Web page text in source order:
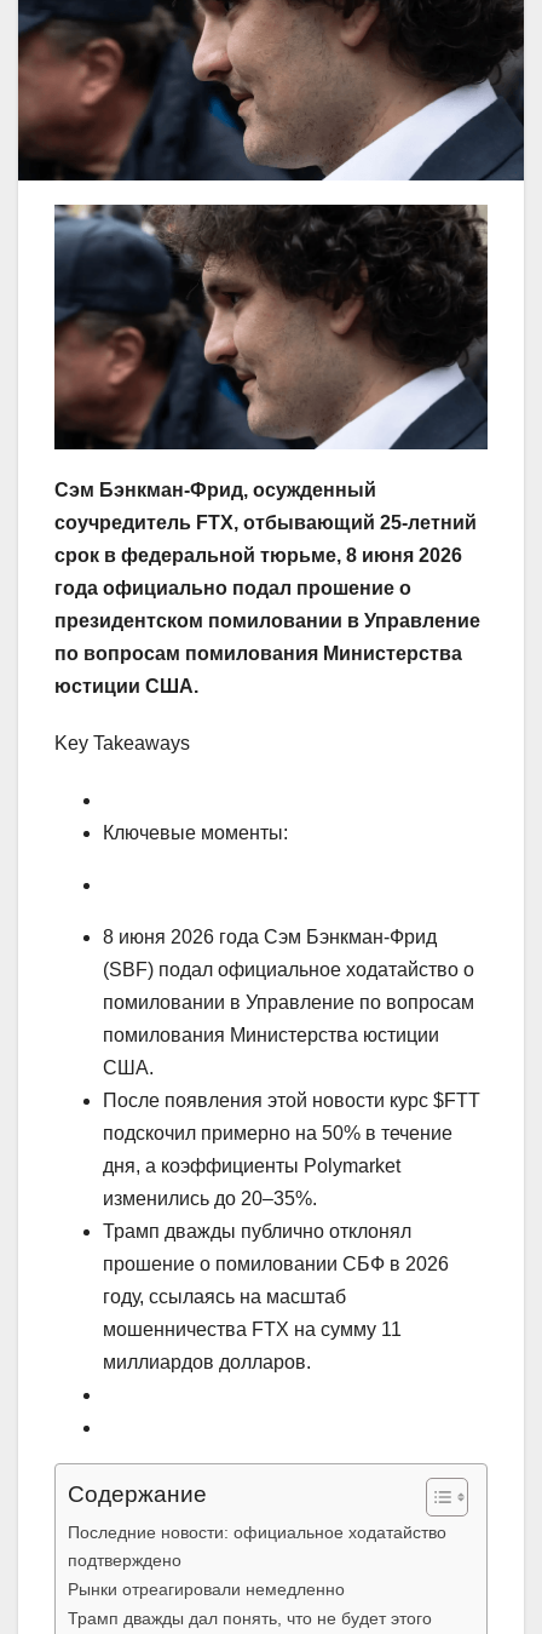
Сэм Бэнкман-Фрид, осужденный
соучредитель FTX, отбывающий 25-летний
срок в федеральной тюрьме, 8 июня 2026
года официально подал прошение о
президентском помиловании в Управление
по вопросам помилования Министерства
юстиции США.
Key Takeaways
Ключевые моменты:
8 июня 2026 года Сэм Бэнкман-Фрид
(SBF) подал официальное ходатайство о
помиловании в Управление по вопросам
помилования Министерства юстиции
США.
После появления этой новости курс $FTT
подскочил примерно на 50% в течение
дня, а коэффициенты Polymarket
изменились до 20–35%.
Трамп дважды публично отклонял
прошение о помиловании СБФ в 2026
году, ссылаясь на масштаб
мошенничества FTX на сумму 11
миллиардов долларов.
Содержание
Последние новости: официальное ходатайство
подтверждено
Рынки отреагировали немедленно
Трамп дважды дал понять, что не будет этого